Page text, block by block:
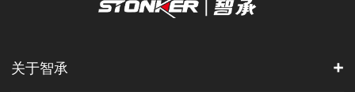
关于智承